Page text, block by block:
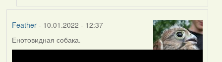
Feather- 10.01.2022 - 12:37
Енотовидная собака.